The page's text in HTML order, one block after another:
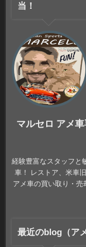
当！
マルセロ アメ
経験豊富なスタッフと
車！ レストア、米車
アメ車の買い取り・売
最近のblog（ア